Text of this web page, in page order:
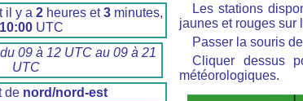
il y a 2heures et3minutes,
10:00 UTC
09 à 12 UTC au 09 à 21
UTC
de nord/nord-est
Les stations
jaunes et rouges sur
Passer la souris
Cliquer dessus
météorologiques.